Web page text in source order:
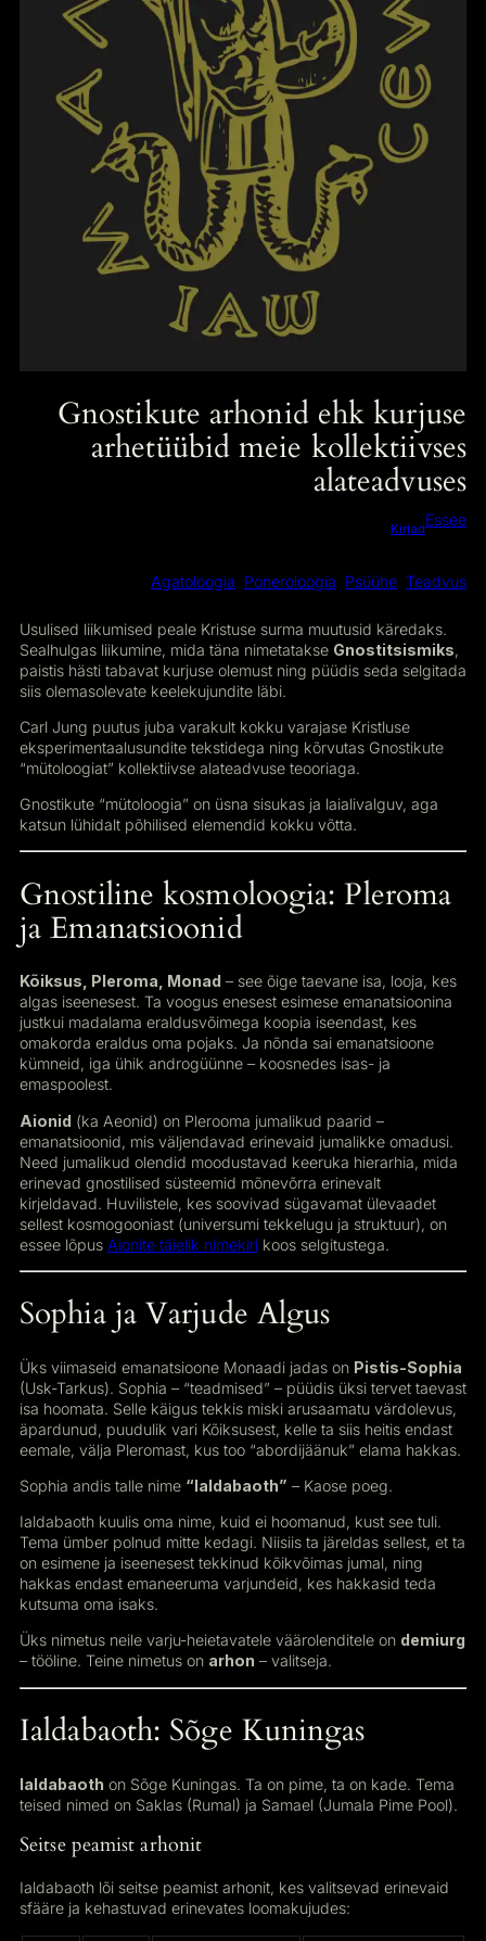
Gnostikute arhonid ehk kurjuse
arhetüübid meie kollektiivses
alateadvuses
Kirjad
Essee
Agatoloogia Poneroloogia Psüühe Teadvus
Usulised liikumised peale Kristuse surma muutusid käredaks.
Sealhulgas liikumine, mida täna nimetatakse Gnostitsismiks,
paistis hästi tabavat kurjuse olemust ning püüdis seda selgitada
siis olemasolevate keelekujundite läbi.
Carl Jung puutus juba varakult kokku varajase Kristluse
eksperimentaalusundite tekstidega ning kõrvutas Gnostikute
“mütoloogiat” kollektiivse alateadvuse teooriaga.
Gnostikute “mütoloogia” on üsna sisukas ja laialivalguv, aga
katsun lühidalt põhilised elemendid kokku võtta.
Gnostiline kosmoloogia: Pleroma
ja Emanatsioonid
Kõiksus, Pleroma, Monad – see õige taevane isa, looja, kes
algas iseenesest. Ta voogus enesest esimese emanatsioonina
justkui madalama eraldusvõimega koopia iseendast, kes
omakorda eraldus oma pojaks. Ja nõnda sai emanatsioone
kümneid, iga ühik androgüünne – koosnedes isas- ja
emaspoolest.
Aionid (ka Aeonid) on Plerooma jumalikud paarid –
emanatsioonid, mis väljendavad erinevaid jumalikke omadusi.
Need jumalikud olendid moodustavad keeruka hierarhia, mida
erinevad gnostilised süsteemid mõnevõrra erinevalt
kirjeldavad. Huvilistele, kes soovivad sügavamat ülevaadet
sellest kosmogooniast (universumi tekkelugu ja struktuur), on
essee lõpus Aionite täielik nimekiri koos selgitustega.
Sophia ja Varjude Algus
Üks viimaseid emanatsioone Monaadi jadas on Pistis-Sophia
(Usk-Tarkus). Sophia – “teadmised” – püüdis üksi tervet taevast
isa hoomata. Selle käigus tekkis miski arusaamatu värdolevus,
äpardunud, puudulik vari Kõiksusest, kelle ta siis heitis endast
eemale, välja Pleromast, kus too “abordijäänuk” elama hakkas.
Sophia andis talle nime “Ialdabaoth” – Kaose poeg.
Ialdabaoth kuulis oma nime, kuid ei hoomanud, kust see tuli.
Tema ümber polnud mitte kedagi. Niisiis ta järeldas sellest, et ta
on esimene ja iseenesest tekkinud kõikvõimas jumal, ning
hakkas endast emaneeruma varjundeid, kes hakkasid teda
kutsuma oma isaks.
Üks nimetus neile varju-heietavatele väärolenditele on demiurg
– tööline. Teine nimetus on arhon – valitseja.
Ialdabaoth: Sõge Kuningas
Ialdabaoth on Sõge Kuningas. Ta on pime, ta on kade. Tema
teised nimed on Saklas (Rumal) ja Samael (Jumala Pime Pool).
Seitse peamist arhonit
Ialdabaoth lõi seitse peamist arhonit, kes valitsevad erinevaid
sfääre ja kehastuvad erinevates loomakujudes: